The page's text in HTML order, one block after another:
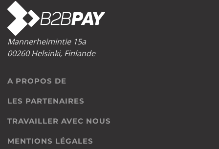
Mannerheimintie 15a
00260 Helsinki, Finlande
A PROPOS DE
LES PARTENAIRES
TRAVAILLER AVEC NOUS
MENTIONS LÉGALES